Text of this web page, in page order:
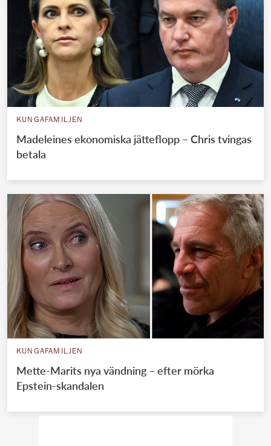
KUNGAFAMILJEN
Madeleines ekonomiska jätteflopp – Chris tvingas
betala
KUNGAFAMILJEN
Mette-Marits nya vändning – efter mörka
Epstein-skandalen